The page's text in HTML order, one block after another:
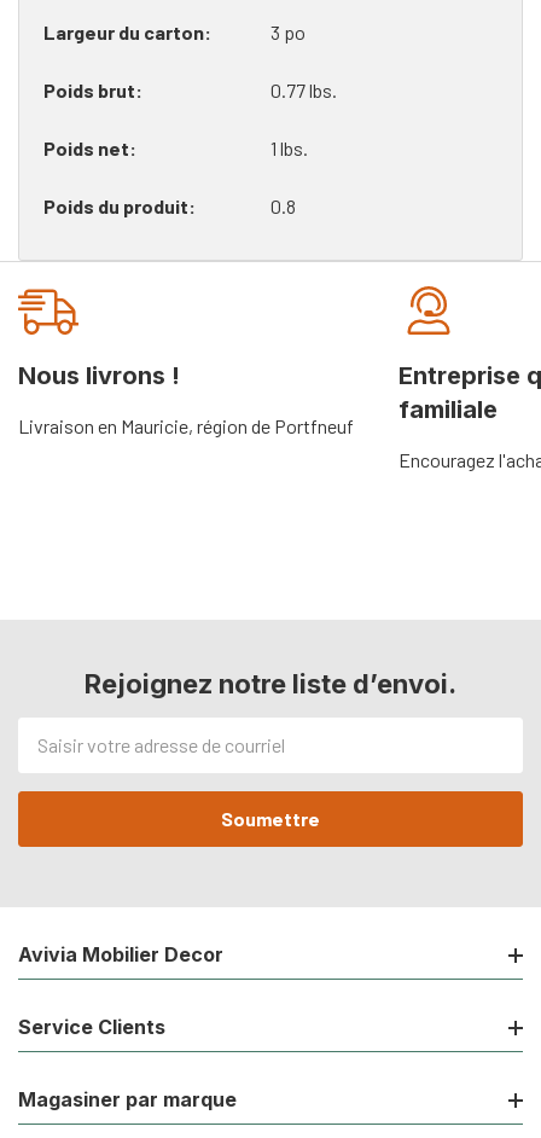
Largeur du carton 3 po
Poids brut 0.77 lbs.
Poids net 1 lbs.
Poids du produit 0.8
Onglet
personnalisé
Nous livrons !
Livraison en Mauricie, région de Portfneuf
Entreprise
familiale
Encouragez
Rejoignez notre liste d’envoi.
de
courriel
Avivia Mobilier Decor
Service Clients
Magasiner par marque